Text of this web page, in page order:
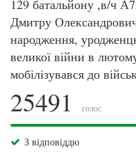
129 батальйону ,в/ч
Дмитру
народження,
великої війни в
мобілізувався до
25491 голос
З відповіддю